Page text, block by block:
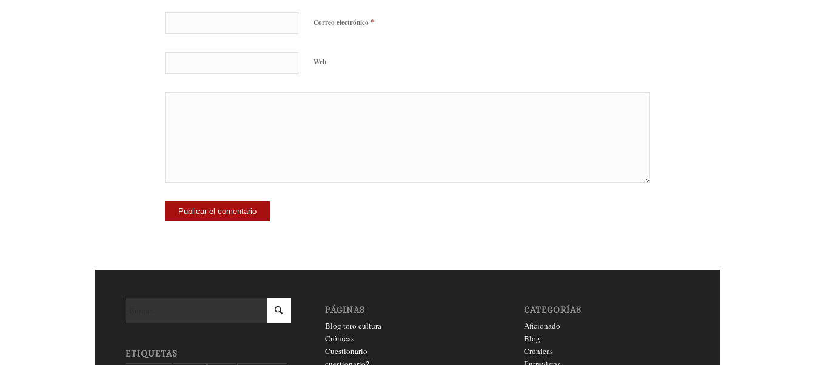
Correo electrónico *
Web
ETIQUETAS
PÁGINAS
Blog toro cultura
Crónicas
Cuestionario
CATEGORÍAS
Aficionado
Blog
Crónicas